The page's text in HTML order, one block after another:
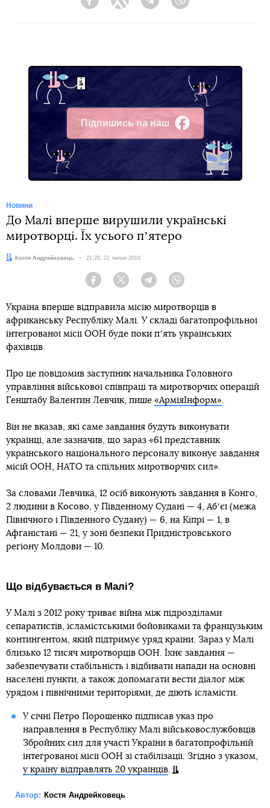
FacebookTwitter Telegram
Підпишись на наш
Facebook
Новини
До Малі вперше вирушили українські
миротворці. Їх усього пʼятеро
Автор:Костя Андрейковець Дата:
21:28, 22 липня 2019
Facebook Twitter Telegram
Україна вперше відправила місію миротворців в
африканську Республіку Малі. У складі багатопрофільної
інтегрованої місії ООН буде поки пʼять українських
фахівців.
Про це повідомив заступник начальника Головного
управління військової співпраці та миротворчих операцій
Генштабу Валентин Левчик, пише «АрміяІнформ».
Він не вказав, які саме завдання будуть виконувати
українці, але зазначив, що зараз «61 представник
українського національного персоналу виконує завдання
місій ООН, НАТО та спільних миротворчих сил».
За словами Левчика, 12 осіб виконують завдання в Конго,
2 людини в Косово, у Південному Судані — 4, Абʼєї (межа
Північного і Південного Судану) — 6, на Кіпрі — 1, в
Афганістані — 21, у зоні безпеки Придністровського
регіону Молдови — 10.
Що відбувається в Малі?
У Малі з 2012 року триває війна між підрозділами
сепаратистів, ісламістськими бойовиками та французьким
контингентом, який підтримує уряд країни. Зараз у Малі
близько 12 тисяч миротворців ООН. Їхнє завдання —
забезпечувати стабільність і відбивати напади на основні
населені пункти, а також допомагати вести діалог між
урядом і північними територіями, де діють ісламісти.
У січні Петро Порошенко підписав указ про
направлення в Республіку Малі військовослужбовців
Збройних сил для участі України в багатопрофільній
інтегрованої місії ООН зі стабілізації. Згідно з указом,
у країну відправлять 20 українців.
Автор: Костя Андрейковець